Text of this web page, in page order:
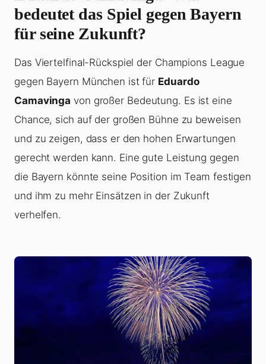
bedeutet das Spiel gegen Bayern
für seine Zukunft?
Das Viertelfinal-Rückspiel der Champions League
gegen Bayern München ist für Eduardo
Camavinga von großer Bedeutung. Es ist eine
Chance, sich auf der großen Bühne zu beweisen
und zu zeigen, dass er den hohen Erwartungen
gerecht werden kann. Eine gute Leistung gegen
die Bayern könnte seine Position im Team festigen
und ihm zu mehr Einsätzen in der Zukunft
verhelfen.